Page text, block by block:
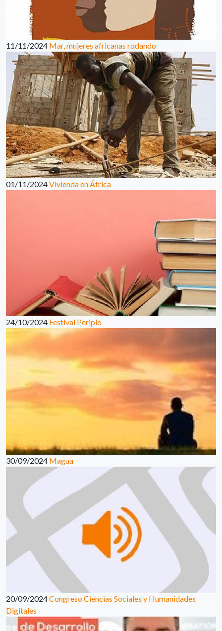
11/11/2024 Mar, mujeres africanas rodando
01/11/2024Vivienda en África
24/10/2024 Festival Periplo
30/09/2024 Magua
20/09/2024Congreso Ciencias Sociales y Humanidades
Digitales